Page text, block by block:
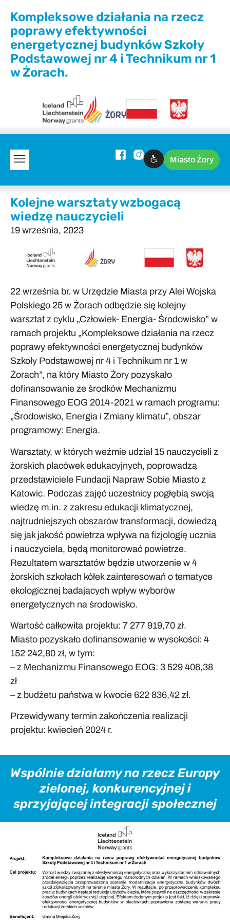
Kompleksowe działania na rzecz
poprawy efektywności
energetycznej budynków Szkoły
Podstawowej nr 4 i Technikum nr 1
w Żorach.
Miasto Żory
Kolejne warsztaty wzbogacą
wiedzę nauczycieli
19 września, 2023
22 września br. w Urzędzie Miasta przy Alei Wojska
Polskiego 25 w Żorach odbędzie się kolejny
warsztat z cyklu „Człowiek- Energia- Środowisko” w
ramach projektu „Kompleksowe działania na rzecz
poprawy efektywności energetycznej budynków
Szkoły Podstawowej nr 4 i Technikum nr 1 w
Żorach”, na który Miasto Żory pozyskało
dofinansowanie ze środków Mechanizmu
Finansowego EOG 2014-2021 w ramach programu:
„Środowisko, Energia i Zmiany klimatu”, obszar
programowy: Energia.
Warsztaty, w których weźmie udział 15 nauczycieli z
żorskich placówek edukacyjnych, poprowadzą
przedstawiciele Fundacji Napraw Sobie Miasto z
Katowic. Podczas zajęć uczestnicy pogłębią swoją
wiedzę m.in. z zakresu edukacji klimatycznej,
najtrudniejszych obszarów transformacji, dowiedzą
się jak jakość powietrza wpływa na fizjologię ucznia
i nauczyciela, będą monitorować powietrze.
Rezultatem warsztatów będzie utworzenie w 4
żorskich szkołach kółek zainteresowań o tematyce
ekologicznej badających wpływ wyborów
energetycznych na środowisko.
Wartość całkowita projektu: 7 277 919,70 zł.
Miasto pozyskało dofinansowanie w wysokości: 4
152 242,80 zł, w tym:
– z Mechanizmu Finansowego EOG: 3 529 406,38
zł
– z budżetu państwa w kwocie 622 836,42 zł.
Przewidywany termin zakończenia realizacji
projektu: kwiecień 2024 r.
Wspólnie działamy na rzecz Europy
zielonej, konkurencyjnej i
sprzyjającej integracji społecznej